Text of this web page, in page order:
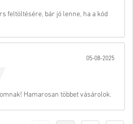
feltöltésére, bár jó lenne, ha a kód
05-08-2025
Hamarosan többet vásárolok.